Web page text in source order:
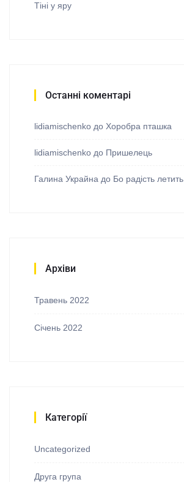
Тіні у яру
Останні коментарі
lidiamischenko до Хоробра пташка
lidiamischenko до Пришелець
Галина Украйна до Бо радість летить
Архіви
Травень 2022
Січень 2022
Категорії
Uncategorized
Друга група